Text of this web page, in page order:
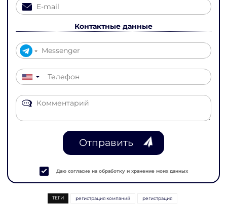
Контактные данные
▼
Отправить
Даю согласие на обработку и хранение моих данных
ТЕГИ регистрация компаний регистрация